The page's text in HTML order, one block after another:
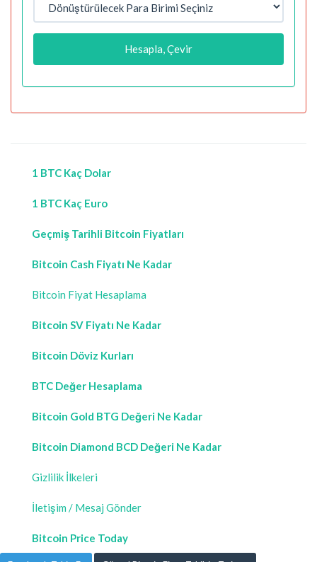
Hesapla, Çevir
1 BTC Kaç Dolar
1 BTC Kaç Euro
Geçmiş Tarihli Bitcoin Fiyatları
Bitcoin Cash Fiyatı Ne Kadar
Bitcoin Fiyat Hesaplama
Bitcoin SV Fiyatı Ne Kadar
Bitcoin Döviz Kurları
BTC Değer Hesaplama
Bitcoin Gold BTG Değeri Ne Kadar
Bitcoin Diamond BCD Değeri Ne Kadar
Gizlilik İlkeleri
İletişim / Mesaj Gönder
Bitcoin Price Today